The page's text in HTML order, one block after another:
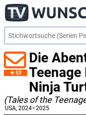
53
Die
Ninja
(Tales of the
USA, 2024–2025